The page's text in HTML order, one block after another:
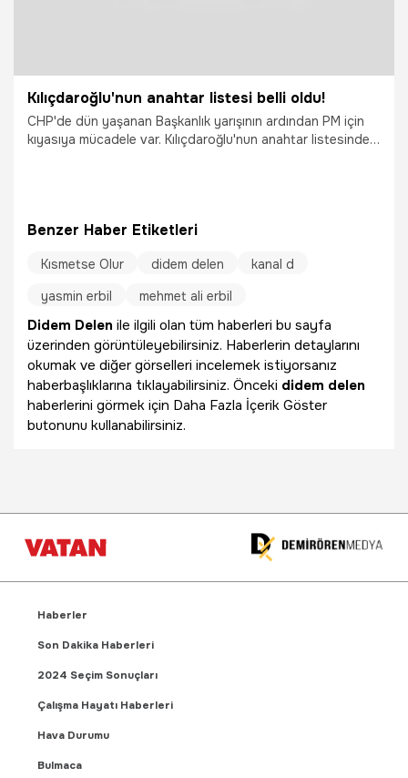
Kılıçdaroğlu'nun anahtar listesi belli oldu!
CHP'de dün yaşanan Başkanlık yarışının ardından PM için
kıyasıya mücadele var. Kılıçdaroğlu'nun anahtar listesindeki
Benzer Haber Etiketleri
Kısmetse Olur didem delen
kanal d
yasmin erbil
mehmet ali erbil
Didem Delen ile ilgili olan tüm haberleri bu sayfa
üzerinden görüntüleyebilirsiniz. Haberlerin detaylarını
okumak ve diğer görselleri incelemek istiyorsanız
haberbaşlıklarına tıklayabilirsiniz. Önceki didem delen
haberlerini görmek için Daha Fazla İçerik Göster
butonunu kullanabilirsiniz.
Haberler
Son Dakika Haberleri
2024 Seçim Sonuçları
Çalışma Hayatı Haberleri
Hava Durumu
Bulmaca